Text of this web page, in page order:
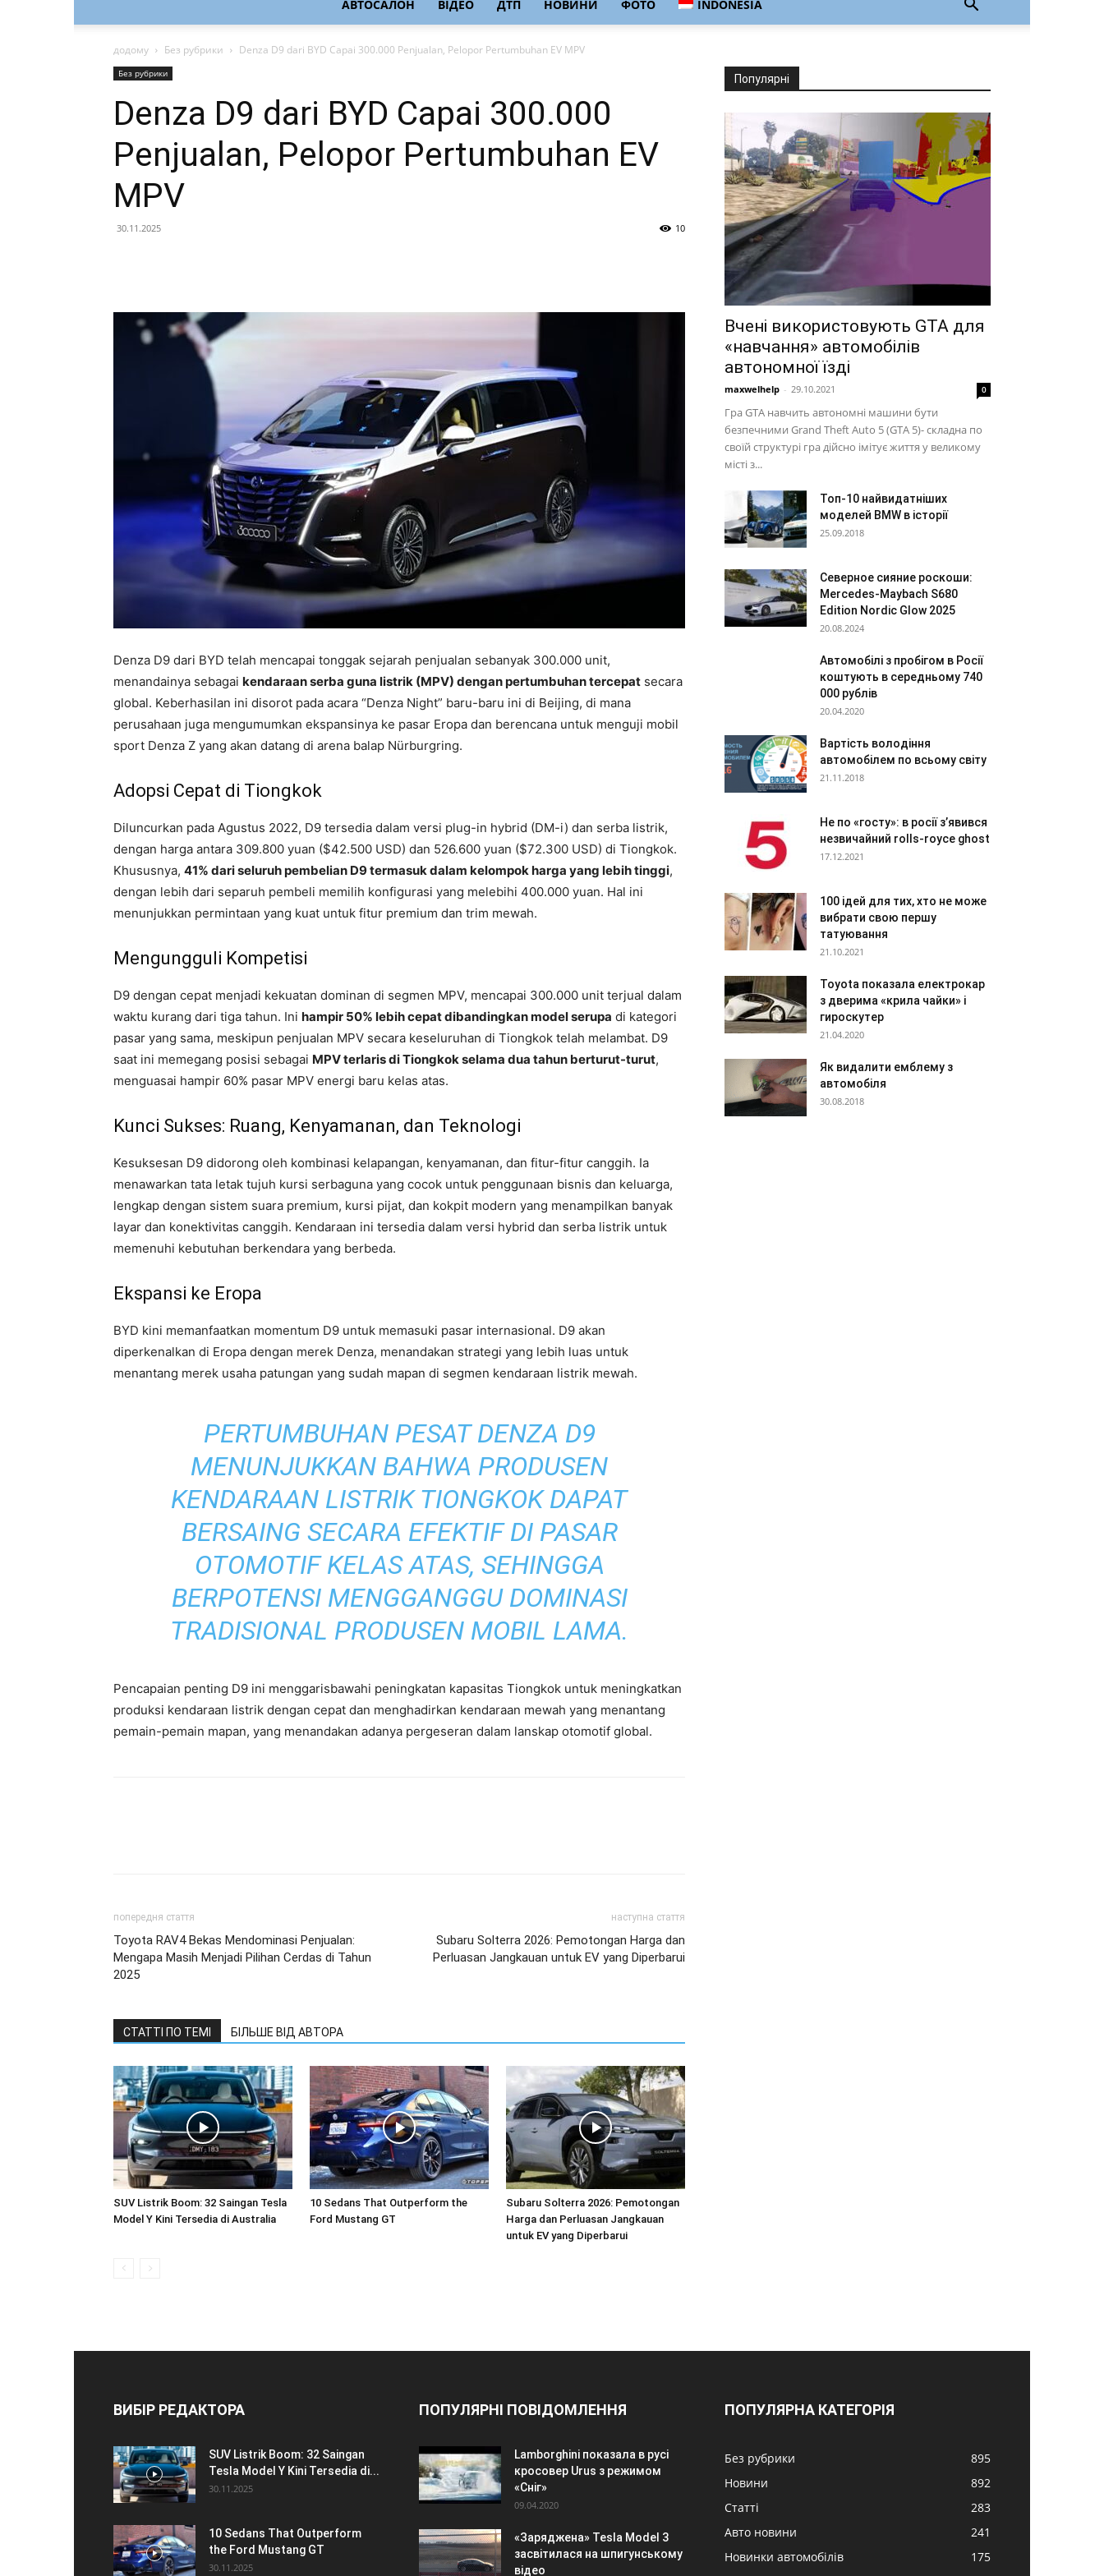
АВТОСАЛОН ВІДЕО ДТП НОВИНИ ФОТО INDONESIA
додому Без рубрики Denza D9 dari BYD Capai 300.000 Penjualan, Pelopor Pertumbuhan EV MPV
Без рубрики
Denza D9 dari BYD Capai 300.000
Penjualan, Pelopor Pertumbuhan EV
MPV
30.11.2025 10
Denza D9 dari BYD telah mencapai tonggak sejarah penjualan sebanyak 300.000 unit,
menandainya sebagai kendaraan serba guna listrik (MPV) dengan pertumbuhan tercepat secara
global. Keberhasilan ini disorot pada acara “Denza Night” baru-baru ini di Beijing, di mana
perusahaan juga mengumumkan ekspansinya ke pasar Eropa dan berencana untuk menguji mobil
sport Denza Z yang akan datang di arena balap Nürburgring.
Adopsi Cepat di Tiongkok
Diluncurkan pada Agustus 2022, D9 tersedia dalam versi plug-in hybrid (DM-i) dan serba listrik,
dengan harga antara 309.800 yuan ($42.500 USD) dan 526.600 yuan ($72.300 USD) di Tiongkok.
Khususnya, 41% dari seluruh pembelian D9 termasuk dalam kelompok harga yang lebih tinggi,
dengan lebih dari separuh pembeli memilih konfigurasi yang melebihi 400.000 yuan. Hal ini
menunjukkan permintaan yang kuat untuk fitur premium dan trim mewah.
Mengungguli Kompetisi
D9 dengan cepat menjadi kekuatan dominan di segmen MPV, mencapai 300.000 unit terjual dalam
waktu kurang dari tiga tahun. Ini hampir 50% lebih cepat dibandingkan model serupa di kategori
pasar yang sama, meskipun penjualan MPV secara keseluruhan di Tiongkok telah melambat. D9
saat ini memegang posisi sebagai MPV terlaris di Tiongkok selama dua tahun berturut-turut,
menguasai hampir 60% pasar MPV energi baru kelas atas.
Kunci Sukses: Ruang, Kenyamanan, dan Teknologi
Kesuksesan D9 didorong oleh kombinasi kelapangan, kenyamanan, dan fitur-fitur canggih. Ia
menawarkan tata letak tujuh kursi serbaguna yang cocok untuk penggunaan bisnis dan keluarga,
lengkap dengan sistem suara premium, kursi pijat, dan kokpit modern yang menampilkan banyak
layar dan konektivitas canggih. Kendaraan ini tersedia dalam versi hybrid dan serba listrik untuk
memenuhi kebutuhan berkendara yang berbeda.
Ekspansi ke Eropa
BYD kini memanfaatkan momentum D9 untuk memasuki pasar internasional. D9 akan
diperkenalkan di Eropa dengan merek Denza, menandakan strategi yang lebih luas untuk
menantang merek usaha patungan yang sudah mapan di segmen kendaraan listrik mewah.
PERTUMBUHAN PESAT DENZA D9
MENUNJUKKAN BAHWA PRODUSEN
KENDARAAN LISTRIK TIONGKOK DAPAT
BERSAING SECARA EFEKTIF DI PASAR
OTOMOTIF KELAS ATAS, SEHINGGA
BERPOTENSI MENGGANGGU DOMINASI
TRADISIONAL PRODUSEN MOBIL LAMA.
Pencapaian penting D9 ini menggarisbawahi peningkatan kapasitas Tiongkok untuk meningkatkan
produksi kendaraan listrik dengan cepat dan menghadirkan kendaraan mewah yang menantang
pemain-pemain mapan, yang menandakan adanya pergeseran dalam lanskap otomotif global.
попередня стаття
Toyota RAV4 Bekas Mendominasi Penjualan:
Mengapa Masih Menjadi Pilihan Cerdas di Tahun
2025
наступна стаття
Subaru Solterra 2026: Pemotongan Harga dan
Perluasan Jangkauan untuk EV yang Diperbarui
СТАТТІ ПО ТЕМІ БІЛЬШЕ ВІД АВТОРА
SUV Listrik Boom: 32 Saingan Tesla
Model Y Kini Tersedia di Australia
10 Sedans That Outperform the
Ford Mustang GT
Subaru Solterra 2026: Pemotongan
Harga dan Perluasan Jangkauan
untuk EV yang Diperbarui
Популярні
Вчені використовують GTA для
«навчання» автомобілів
автономної їзді
maxwelhelp - 29.10.2021 0
Гра GTA навчить автономні машини бути
безпечними Grand Theft Auto 5 (GTA 5)- складна по
своїй структурі гра дійсно імітує життя у великому
місті з...
Топ-10 найвидатніших
моделей BMW в історії
25.09.2018
Северное сияние роскоши:
Mercedes-Maybach S680
Edition Nordic Glow 2025
20.08.2024
Автомобілі з пробігом в Росії
коштують в середньому 740
000 рублів
20.04.2020
Вартість володіння
автомобілем по всьому світу
21.11.2018
Не по «госту»: в росії з’явився
незвичайний rolls-royce ghost
17.12.2021
100 ідей для тих, хто не може
вибрати свою першу
татуювання
21.10.2021
Toyota показала електрокар
з дверима «крила чайки» і
гироскутер
21.04.2020
Як видалити емблему з
автомобіля
30.08.2018
ВИБІР РЕДАКТОРА
SUV Listrik Boom: 32 Saingan
Tesla Model Y Kini Tersedia di...
30.11.2025
10 Sedans That Outperform
the Ford Mustang GT
30.11.2025
ПОПУЛЯРНІ ПОВІДОМЛЕННЯ
Lamborghini показала в русі
кросовер Urus з режимом
«Сніг»
09.04.2020
«Заряджена» Tesla Model 3
засвітилася на шпигунському
відео
ПОПУЛЯРНА КАТЕГОРІЯ
Без рубрики
895
Новини
892
Статті
283
Авто новини
241
Новинки автомобілів
175